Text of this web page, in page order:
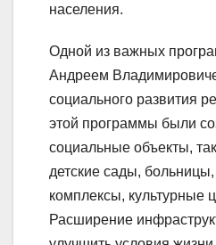
населения.
Одной из важных
Андреем
социального развития
этой программы были
социальные объекты,
детские сады,
комплексы, культурные
Расширение